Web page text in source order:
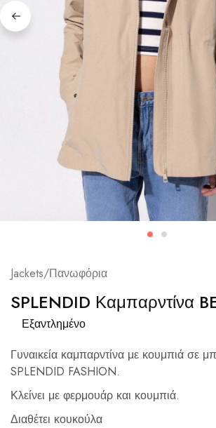
Jackets/Πανωφόρια
SPLENDID Καμπαρντίνα
Εξαντλημένο
Γυναικεία καμπαρντίνα με κουμπιά σε
SPLENDID FASHION.
Κλείνει με φερμουάρ και κουμπιά.
Διαθέτει κουκούλα